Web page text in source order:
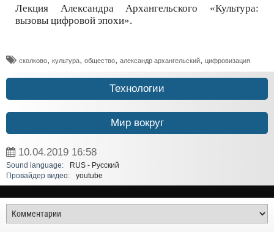
Лекция Александра Архангельского «Культура:
вызовы цифровой эпохи».
сколково, культура, общество, александр архангельский, цифровизация
Технологии
Мир вокруг
10.04.2019 16:58
Sound language:
RUS - Русский
Провайдер видео:
youtube